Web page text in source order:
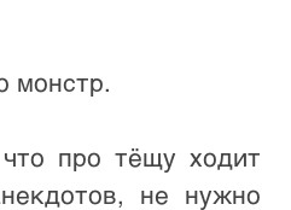
монстр.
про тёщу ходит
не нужно